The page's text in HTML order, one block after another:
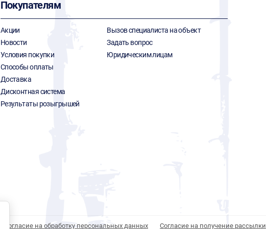
Покупателям
Акции
Новости
Условия покупки
Способы оплаты
Доставка
Дисконтная система
Результаты розыгрышей
Вызов специалиста на объект
Задать вопрос
Юридическим лицам
Согласие на обработку персональных данных Согласие на получение рассылки